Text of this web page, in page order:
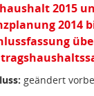
2015
2014
geändert